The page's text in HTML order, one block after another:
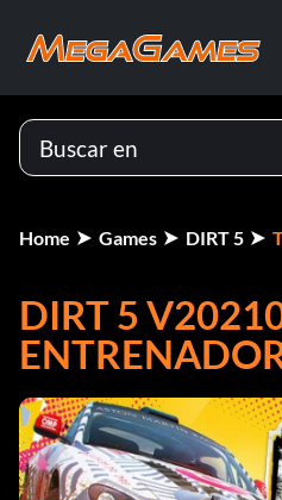
Home Games DIRT 5
DIRT 5